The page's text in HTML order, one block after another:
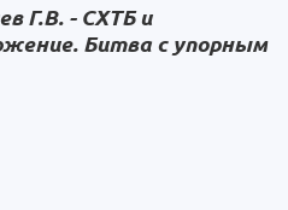
Г.В. - СХТБ и
Битва с упорным